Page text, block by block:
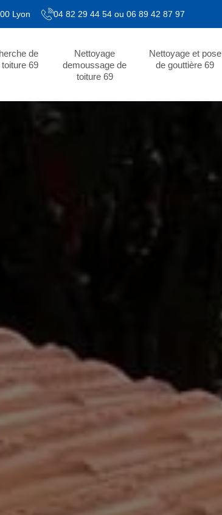
Lyon 04 82 29 44 54 ou 06 89 42 87 97
de
69
Nettoyage
demoussage de
toiture 69
Nettoyage et pose
de gouttière 69